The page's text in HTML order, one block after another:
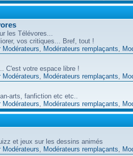
les Télévores...
vos critiques... Bref, tout !
Modérateurs Modérateurs remplaçants
C'est votre espace libre !
Modérateurs Modérateurs remplaçants
arts, fanfiction etc etc..
Modérateurs Modérateurs remplaçants
et jeux sur les dessins animés
Modérateurs Modérateurs remplaçants